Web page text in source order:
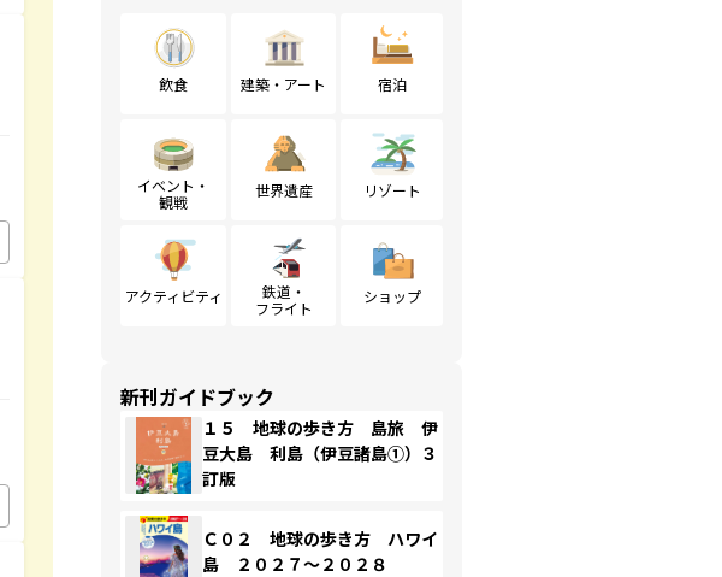
飲食 建築・アート 宿泊
イベント・
観戦
世界遺産 リゾート
アクティビティ
鉄道・
フライト
ショップ
新刊ガイドブック
１５ 地球の歩き方 島旅 伊
豆大島 利島（伊豆諸島①）３
訂版
Ｃ０２ 地球の歩き方 ハワイ
島 ２０２７～２０２８